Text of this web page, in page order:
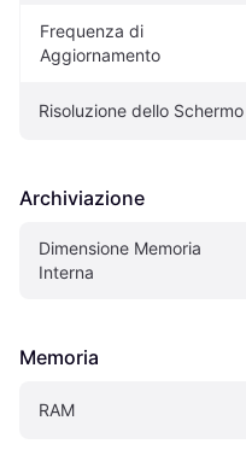
Frequenza di
Aggiornamento
Risoluzione dello Schermo
Archiviazione
Dimensione Memoria
Interna
Memoria
RAM